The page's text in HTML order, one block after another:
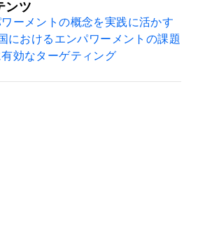
ンツ
ーメントの概念を実践に活かす
におけるエンパワーメントの課題
効なターゲティング